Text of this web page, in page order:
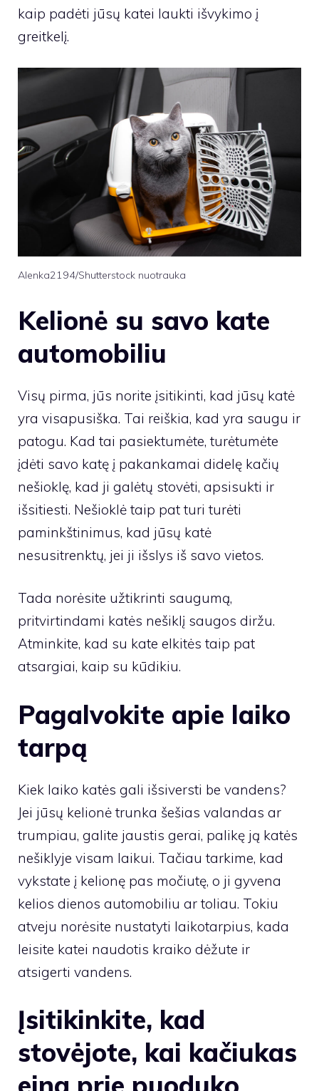
kaip padėti jūsų katei laukti išvykimo į
greitkelį.
Alenka2194/Shutterstock nuotrauka
Kelionė su savo kate
automobiliu
Visų pirma, jūs norite įsitikinti, kad jūsų katė
yra visapusiška. Tai reiškia, kad yra saugu ir
patogu. Kad tai pasiektumėte, turėtumėte
įdėti savo katę į pakankamai didelę kačių
nešioklę, kad ji galėtų stovėti, apsisukti ir
išsitiesti. Nešioklė taip pat turi turėti
paminkštinimus, kad jūsų katė
nesusitrenktų, jei ji išslys iš savo vietos.
Tada norėsite užtikrinti saugumą,
pritvirtindami katės nešiklį saugos diržu.
Atminkite, kad su kate elkitės taip pat
atsargiai, kaip su kūdikiu.
Pagalvokite apie laiko
tarpą
Kiek laiko katės gali išsiversti be vandens?
Jei jūsų kelionė trunka šešias valandas ar
trumpiau, galite jaustis gerai, palikę ją katės
nešiklyje visam laikui. Tačiau tarkime, kad
vykstate į kelionę pas močiutę, o ji gyvena
kelios dienos automobiliu ar toliau. Tokiu
atveju norėsite nustatyti laikotarpius, kada
leisite katei naudotis kraiko dėžute ir
atsigerti vandens.
Įsitikinkite, kad
stovėjote, kai kačiukas